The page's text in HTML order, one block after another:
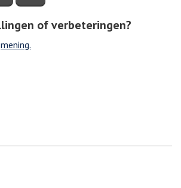
of verbeteringen?
mening.